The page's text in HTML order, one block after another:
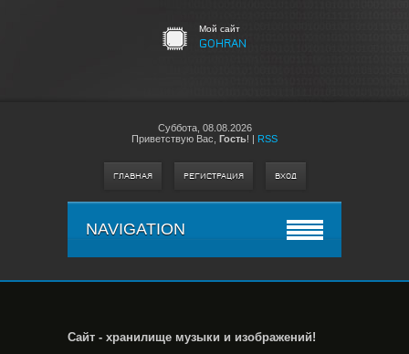
Мой сайт
GOHRAN
Суббота, 08.08.2026
Приветствую Вас Гость! | RSS
ГЛАВНАЯ РЕГИСТРАЦИЯ ВХОД
NAVIGATION
Сайт - хранилище музыки и изображений!